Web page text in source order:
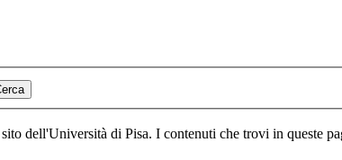
dell'Università di Pisa. I contenuti che trovi in queste